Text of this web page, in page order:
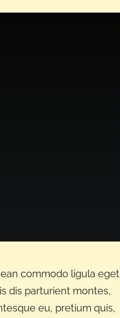
commodo ligula eget
dis parturient montes,
eu, pretium quis,